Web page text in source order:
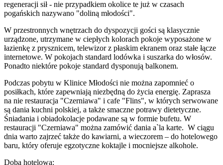
regeneracji sił - nie przypadkiem okolice te już w czasach
pogańskich nazywano "doliną młodości".
W przestronnych wnętrzach do dyspozycji gości są klasycznie
urządzone, utrzymane w ciepłych kolorach pokoje wyposażone w
łazienkę z prysznicem, telewizor z płaskim ekranem oraz stałe łącze
internetowe. W pokojach standard lodówka i suszarka do włosów.
Ponadto niektóre pokoje standard dysponują balkonem.
Podczas pobytu w Klinice Młodości nie można zapomnieć o
posiłkach, które zapewniają niezbędną do życia energię. Zaprasza
na nie restauracja "Czerniawa" i cafe "Flins", w których serwowane
są dania kuchni polskiej, a także smaczne potrawy dietetyczne.
Śniadania i obiadokolacje podawane są w formie bufetu. W
restauracji "Czerniawa" można zamówić dania a`la karte. W ciągu
dnia warto zajrzeć także do kawiarni, a wieczorem – do hotelowego
baru, który oferuje egzotyczne koktajle i mocniejsze alkohole.
Doba hotelowa: